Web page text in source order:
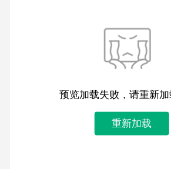
预览加载失败，请重新
重新加载